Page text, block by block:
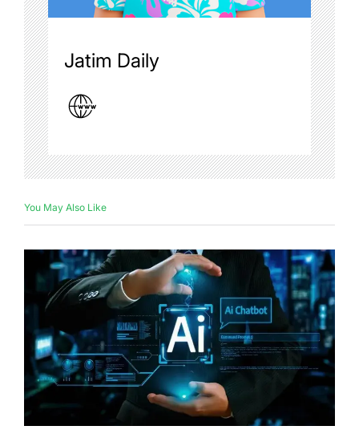
Jatim Daily
You May Also Like